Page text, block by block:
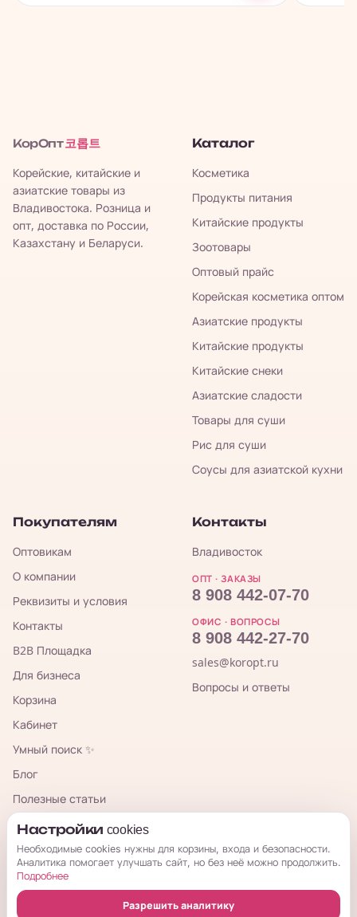
КорОпт 코롭트
Корейские, китайские и
азиатские товары из
Владивостока. Розница и
опт, доставка по России,
Казахстану и Беларуси.
Каталог
Косметика
Продукты питания
Китайские продукты
Зоотовары
Оптовый прайс
Корейская косметика оптом
Азиатские продукты
Китайские продукты
Китайские снеки
Азиатские сладости
Товары для суши
Рис для суши
Соусы для азиатской кухни
Покупателям
Оптовикам
О компании
Реквизиты и условия
Контакты
B2B Площадка
Для бизнеса
Корзина
Кабинет
Умный поиск ✨
Блог
Полезные статьи
TG-канал для закупщиков
Контакты
Владивосток
ОПТ · ЗАКАЗЫ
8 908 442-07-70
ОФИС · ВОПРОСЫ
8 908 442-27-70
sales@koropt.ru
Вопросы и ответы
КорОпт
Настройки cookies
Необходимые cookies нужны для корзины, входа и безопасности.
Аналитика помогает улучшать сайт, но без неё можно продолжить.
Подробнее
Разрешить аналитику